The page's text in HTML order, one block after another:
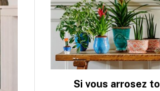
Si vous arrosez